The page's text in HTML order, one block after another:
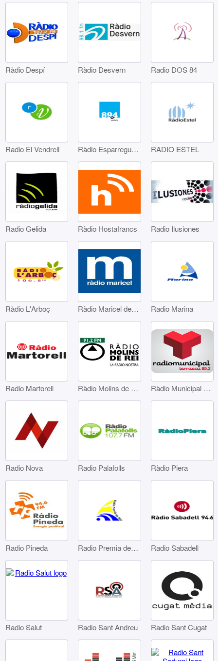
Ràdio Despí Ràdio Desvern Radio DOS 84
Radio El Vendrell Ràdio Esparreguera RADIO ESTEL
Radio Gelida Ràdio Hostafrancs Radio Ilusiones
Ràdio L'Arboç Ràdio Maricel de Sitges Radio Marina
Radio Martorell Ràdio Molins de Rei Ràdio Municipal de Terrassa
Radio Nova Radio Palafolls Ràdio Piera
Radio Pineda Radio Premia de Mar Radio Sabadell
Radio Salut Radio Sant Andreu Radio Sant Cugat